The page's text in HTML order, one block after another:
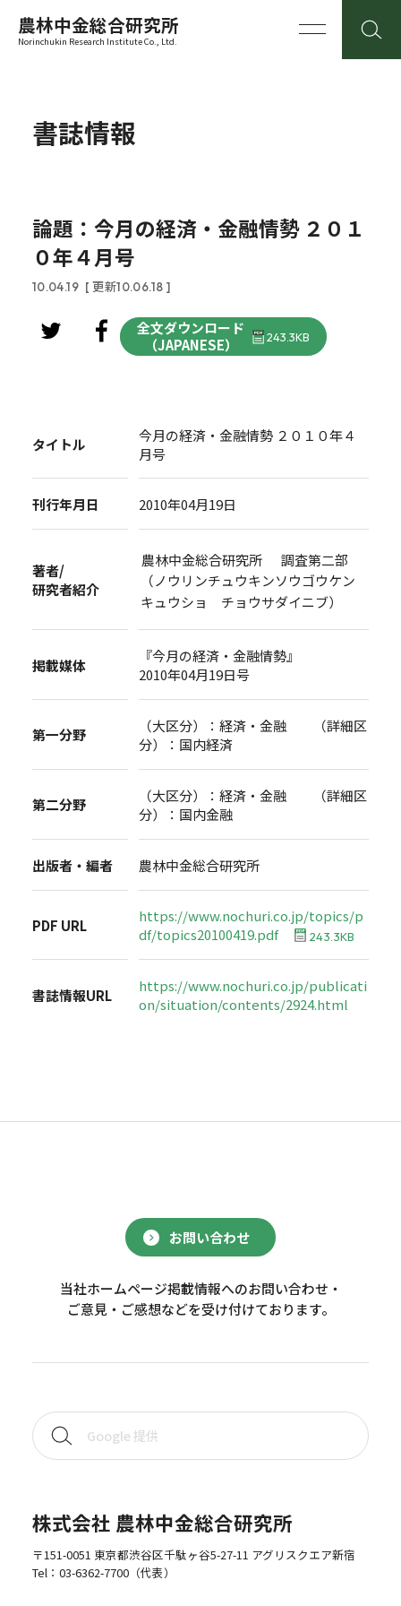
農林中金総合研究所
Norinchukin Research Institute Co., Ltd.
書誌情報
論題：今月の経済・金融情勢 ２０１
０年４月号
10.04.19 [ 更新10.06.18 ]
全文ダウンロード
（JAPANESE）
243.3KB
タイトル
今月の経済・金融情勢 ２０１０年４
月号
刊行年月日 2010年04月19日
著者/
研究者紹介
農林中金総合研究所 調査第二部
（ノウリンチュウキンソウゴウケン
キュウショ チョウサダイニブ）
掲載媒体
『今月の経済・金融情勢』
2010年04月19日号
第一分野
（大区分）：経済・金融 （詳細区
分）：国内経済
第二分野
（大区分）：経済・金融 （詳細区
分）：国内金融
出版者・編者 農林中金総合研究所
PDF URL
https://www.nochuri.co.jp/topics/p
df/topics20100419.pdf
243.3KB
書誌情報URL
https://www.nochuri.co.jp/publicati
on/situation/contents/2924.html
お問い合わせ
当社ホームページ掲載情報へのお問い合わせ・
ご意見・ご感想などを受け付けております。
株式会社 農林中金総合研究所
〒151-0051 東京都渋谷区千駄ヶ谷5-27-11 アグリスクエア新宿
Tel： 03-6362-7700（代表）